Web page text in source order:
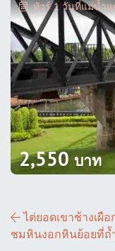
ทัวร์ 1 วันที่แม่น้ำแ
2,550บาท
ส่วนนำทางโ
ไต่ยอดเขาช้างเผื
ชมหินงอกหินย้อยที่ถ้